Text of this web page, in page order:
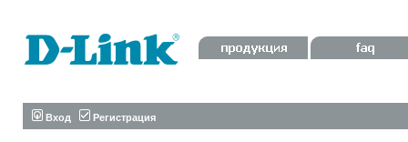
Вход Регистрация